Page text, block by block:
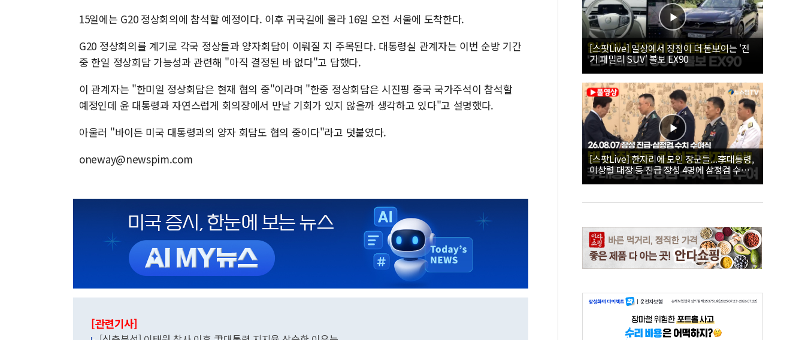
15일에는 G20 정상회의에 참석할 예정이다. 이후 귀국길에 올라 16일 오전 서울에 도착한다.
G20 정상회의를 계기로 각국 정상들과 양자회담이 이뤄질 지 주목된다. 대통령실 관계자는 이번 순방 기간
중 한일 정상회담 가능성과 관련해 "아직 결정된 바 없다"고 답했다.
이 관계자는 "한미일 정상회담은 현재 협의 중"이라며 "한중 정상회담은 시진핑 중국 국가주석이 참석할
예정인데 윤 대통령과 자연스럽게 회의장에서 만날 기회가 있지 않을까 생각하고 있다"고 설명했다.
아울러 "바이든 미국 대통령과의 양자 회담도 협의 중이다"라고 덧붙였다.
oneway@newspim.com
[관련기사]
[스팟Live] 일상에서 장점이 더 돋보이는 '전
기 패밀리 SUV' 볼보 EX90
[스팟Live] 한자리에 모인 장군들...李대통령,
이상렬 대장 등 진급 장성 4명에 삼정검 수치
직접 수여｜26.08.07 장성 진급·삼정검 수치